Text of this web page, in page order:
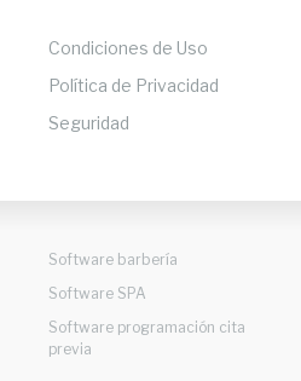
Condiciones de Uso
Política de Privacidad
Seguridad
Software barbería
Software SPA
Software programación cita
previa